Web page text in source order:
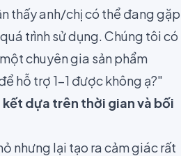
thấy anh/chị có thể đang gặp
trình sử dụng. Chúng tôi có
chuyên gia sản phẩm
hỗ trợ 1-1 được không ạ?"
kết dựa trên thời gian và bối
nhưng lại tạo ra cảm giác rất